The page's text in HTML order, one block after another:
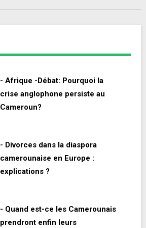
- Afrique -Débat: Pourquoi la
crise anglophone persiste au
Cameroun?
- Divorces dans la diaspora
camerounaise en Europe :
explications ?
- Quand est-ce les Camerounais
prendront enfin leurs